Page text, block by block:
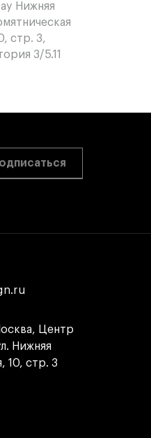
Нижняя
стр. 3,
3/5.11
Центр
Нижняя
10, стр. 3